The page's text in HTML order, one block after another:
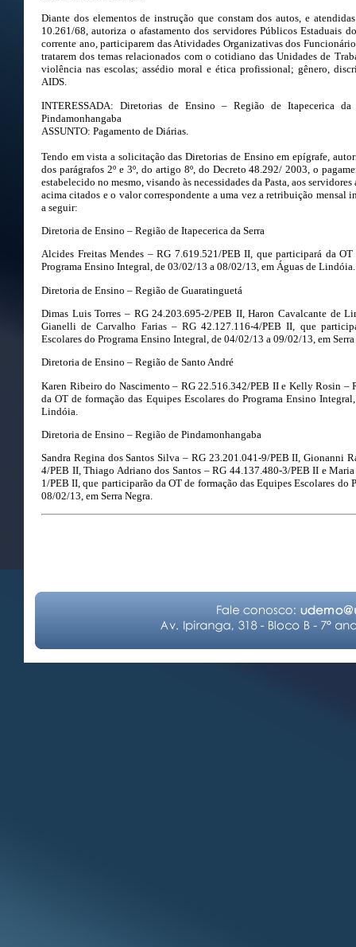
Diante dos elementos de instrução que constam dos autos, e
10.261/68, autoriza o afastamento dos servidores Públicos Estaduais
corrente ano, participarem das Atividades Organizativas dos
tratarem dos temas relacionados com o cotidiano das Unidades de
violência nas escolas; assédio moral e ética profissional; gênero,
AIDS.
INTERESSADA: Diretorias de Ensino – Região de Itapecerica da
Pindamonhangaba
ASSUNTO: Pagamento de Diárias.
Tendo em vista a solicitação das Diretorias de Ensino em epígrafe,
dos parágrafos 2º e 3º, do artigo 8º, do Decreto 48.292/ 2003, o
estabelecido no mesmo, visando às necessidades da Pasta, aos
acima citados e o valor correspondente a uma vez a retribuição mensal
a seguir:
Diretoria de Ensino – Região de Itapecerica da Serra
Alcides Freitas Mendes – RG 7.619.521/PEB II, que participará da OT
Programa Ensino Integral, de 03/02/13 a 08/02/13, em Águas de Lindóia.
Diretoria de Ensino – Região de Guaratinguetá
Dimas Luis Torres – RG 24.203.695-2/PEB II, Haron Cavalcante de
Gianelli de Carvalho Farias – RG 42.127.116-4/PEB II, que
Escolares do Programa Ensino Integral, de 04/02/13 a 09/02/13, em
Diretoria de Ensino – Região de Santo André
Karen Ribeiro do Nascimento – RG 22.516.342/PEB II e Kelly Rosin –
da OT de formação das Equipes Escolares do Programa Ensino
Lindóia.
Diretoria de Ensino – Região de Pindamonhangaba
Sandra Regina dos Santos Silva – RG 23.201.041-9/PEB II, Gionanni
4/PEB II, Thiago Adriano dos Santos – RG 44.137.480-3/PEB II e
1/PEB II, que participarão da OT de formação das Equipes Escolares do
08/02/13, em Serra Negra.